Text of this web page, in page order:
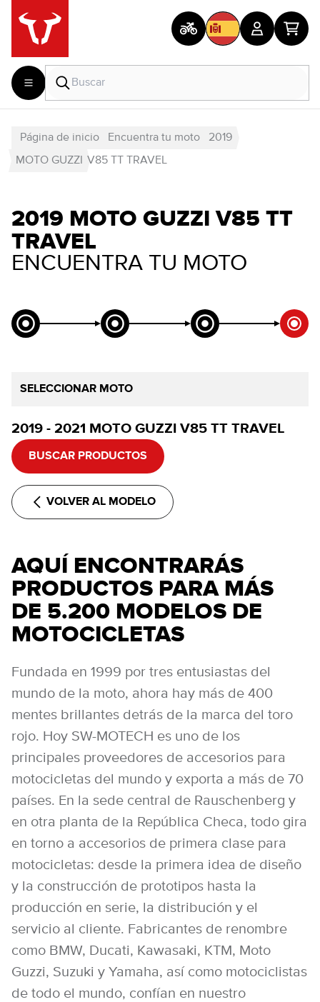
Página de inicio Encuentra tu moto
2019
MOTO GUZZI
V85 TT TRAVEL
2019 MOTO GUZZI V85 TT
TRAVEL
ENCUENTRA TU MOTO
SELECCIONAR MOTO
2019 - 2021 MOTO GUZZI V85 TT TRAVEL
BUSCAR PRODUCTOS
VOLVER AL MODELO
AQUÍ ENCONTRARÁS
PRODUCTOS PARA MÁS
DE 5.200 MODELOS DE
MOTOCICLETAS
Fundada en 1999 por tres entusiastas del
mundo de la moto, ahora hay más de 400
mentes brillantes detrás de la marca del toro
rojo. Hoy SW-MOTECH es uno de los
principales proveedores de accesorios para
motocicletas del mundo y exporta a más de 70
países. En la sede central de Rauschenberg y
en otra planta de la República Checa, todo gira
en torno a accesorios de primera clase para
motocicletas: desde la primera idea de diseño
y la construcción de prototipos hasta la
producción en serie, la distribución y el
servicio al cliente. Fabricantes de renombre
como BMW, Ducati, Kawasaki, KTM, Moto
Guzzi, Suzuki y Yamaha, así como motociclistas
de todo el mundo, confían en nuestro